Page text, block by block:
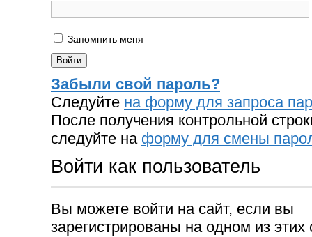
Запомнить меня
Забыли свой пароль?
Следуйте на форму для запроса
После получения контрольной
следуйте на форму для смены
Войти как пользователь
Вы можете войти на сайт, если вы
зарегистрированы на одном из этих